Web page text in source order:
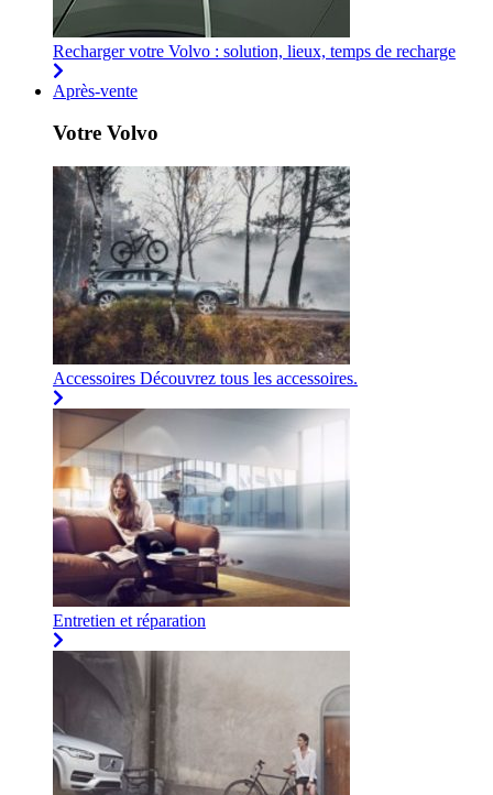
Recharger votre Volvo : solution, lieux, temps de recharge
Après-vente
Votre Volvo
Accessoires Découvrez tous les accessoires.
Entretien et réparation